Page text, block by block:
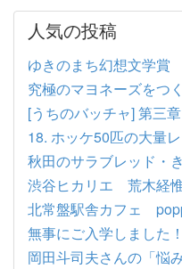
人気の投稿
ゆきのまち幻想文学賞
究極のマヨネーズをつく
[うちのバッチャ] 第三
18. ホッケ50匹の大量
秋田のサラブレッド・
渋谷ヒカリエ 荒木経
北常盤駅舎カフェ
無事にご入学しました！
岡田斗司夫さんの「悩